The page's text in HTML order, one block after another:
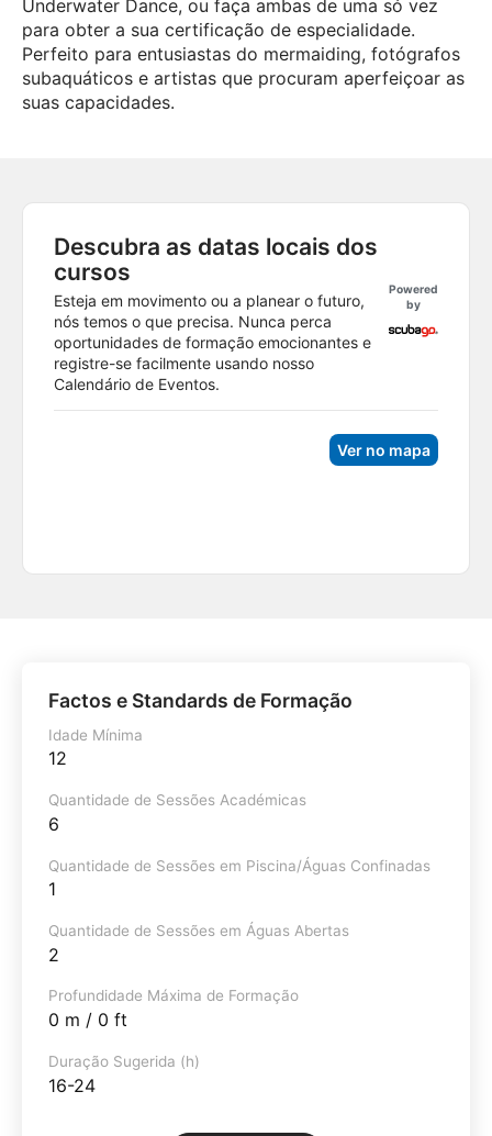
Underwater Dance, ou faça ambas de uma só vez
para obter a sua certificação de especialidade.
Perfeito para entusiastas do mermaiding, fotógrafos
subaquáticos e artistas que procuram aperfeiçoar as
suas capacidades.
Descubra as datas locais dos
cursos
Esteja em movimento ou a planear o futuro,
nós temos o que precisa. Nunca perca
oportunidades de formação emocionantes e
registre-se facilmente usando nosso
Calendário de Eventos.
Powered
by
Ver no mapa
Factos e Standards de Formação
Idade Mínima
12
Quantidade de Sessões Académicas
6
Quantidade de Sessões em Piscina/Águas Confinadas
1
Quantidade de Sessões em Águas Abertas
2
Profundidade Máxima de Formação
0 m / 0 ft
Duração Sugerida (h)
16-24